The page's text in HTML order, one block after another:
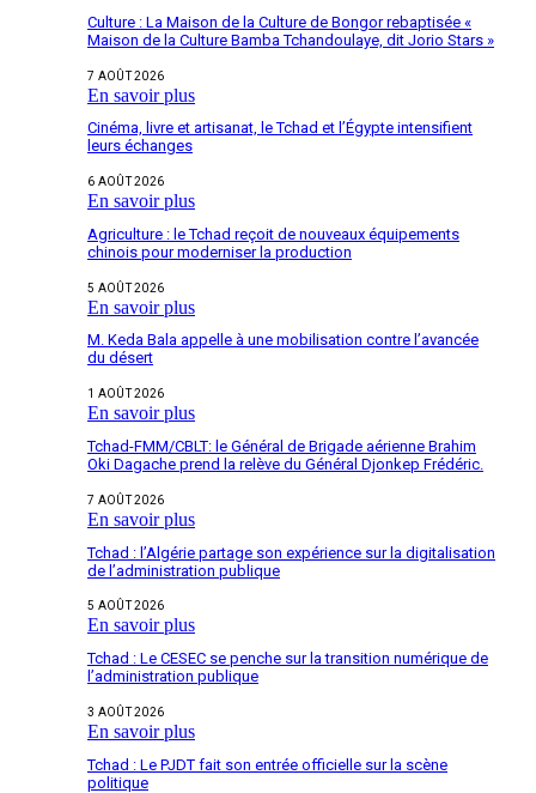
Culture : La Maison de la Culture de Bongor rebaptisée «
Maison de la Culture Bamba Tchandoulaye, dit Jorio Stars »
7 AOÛT 2026
En savoir plus
Cinéma, livre et artisanat, le Tchad et l’Égypte intensifient
leurs échanges
6 AOÛT 2026
En savoir plus
Agriculture : le Tchad reçoit de nouveaux équipements
chinois pour moderniser la production
5 AOÛT 2026
En savoir plus
M. Keda Bala appelle à une mobilisation contre l’avancée
du désert
1 AOÛT 2026
En savoir plus
Tchad-FMM/CBLT: le Général de Brigade aérienne Brahim
Oki Dagache prend la relève du Général Djonkep Frédéric.
7 AOÛT 2026
En savoir plus
Tchad : l’Algérie partage son expérience sur la digitalisation
de l’administration publique
5 AOÛT 2026
En savoir plus
Tchad : Le CESEC se penche sur la transition numérique de
l’administration publique
3 AOÛT 2026
En savoir plus
Tchad : Le PJDT fait son entrée officielle sur la scène
politique